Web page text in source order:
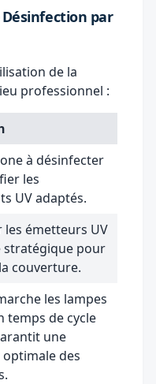
Désinfection par
de la
professionnel :
à désinfecter
les
UV adaptés.
les émetteurs UV
stratégique pour
couverture.
les lampes
temps de cycle
une
des